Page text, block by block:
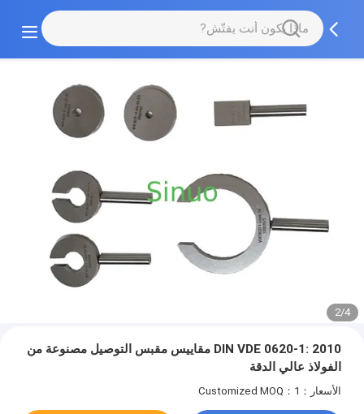
2/4
DIN VDE 0620-1: 2010 مقاييس مقبس التوصيل مصنوعة من
الفولاذ عالي الدقة
الأسعار：Customized MOQ：1